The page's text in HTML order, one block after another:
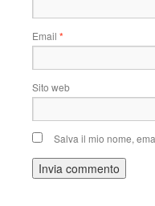
Email *
Sito web
Salva il mio nome,